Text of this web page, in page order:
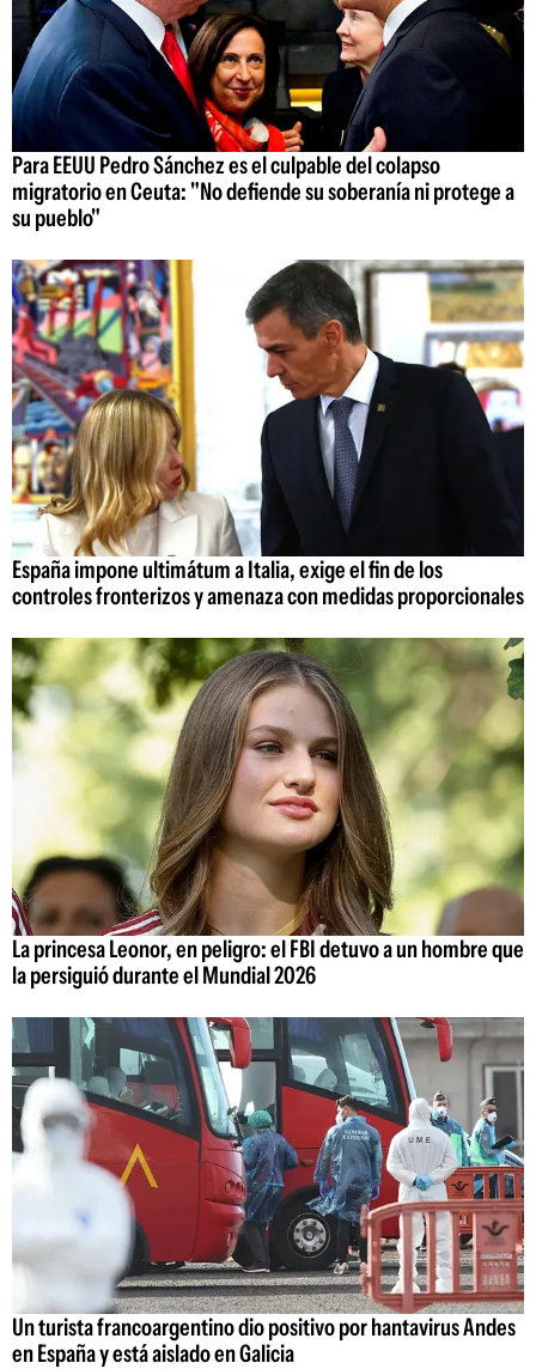
Para EEUU Pedro Sánchez es el culpable del colapso
migratorio en Ceuta: "No defiende su soberanía ni protege a
su pueblo"
España impone ultimátum a Italia, exige el fin de los
controles fronterizos y amenaza con medidas proporcionales
La princesa Leonor, en peligro: el FBI detuvo a un hombre que
la persiguió durante el Mundial 2026
Un turista francoargentino dio positivo por hantavirus Andes
en España y está aislado en Galicia